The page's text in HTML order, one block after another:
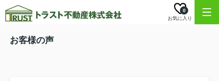
お気に入り
0
お客様の声